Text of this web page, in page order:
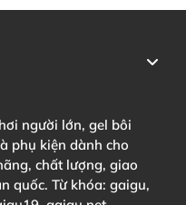
người lớn, gel bôi
phụ kiện dành cho
chất lượng, giao
quốc. Từ khóa: gaigu,